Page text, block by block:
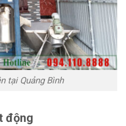
tại Quảng Bình
động